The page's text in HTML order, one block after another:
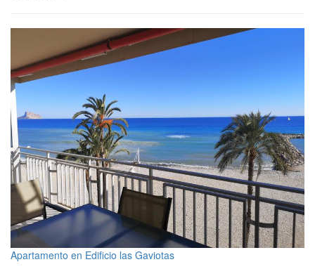
Apartamento en Edificio las Gaviotas